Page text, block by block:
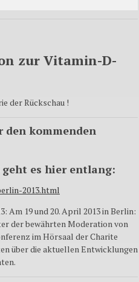
zur Vitamin-D-
der Rückschau !
den kommenden
geht es hier entlang:
2013.html
Am 19 und 20. April 2013 in Berlin:
der bewährten Moderation von
im Hörsaal der Charite
über die aktuellen Entwicklungen